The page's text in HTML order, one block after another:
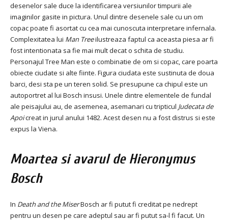
desenelor sale duce la identificarea versiunilor timpurii ale
imaginilor gasite in pictura. Unul dintre desenele sale cu un om
copac poate fi asortat cu cea mai cunoscuta interpretare infernala.
Complexitatea lui Man Treeilustreaza faptul ca aceasta piesa ar fi
fost intentionata sa fie mai mult decat o schita de studiu.
Personajul Tree Man este o combinatie de om si copac, care poarta
obiecte ciudate si alte fiinte. Figura ciudata este sustinuta de doua
barci, desi sta pe un teren solid. Se presupune ca chipul este un
autoportret al lui Bosch insusi. Unele dintre elementele de fundal
ale peisajului au, de asemenea, asemanari cu tripticul Judecata de
Apoicreat in jurul anului 1482. Acest desen nu a fost distrus si este
expus la Viena.
Moartea si avarulde Hieronymus
Bosch
In Death and the MiserBosch ar fi putut fi creditat pe nedrept
pentru un desen pe care adeptul sau ar fi putut sa-l fi facut. Un